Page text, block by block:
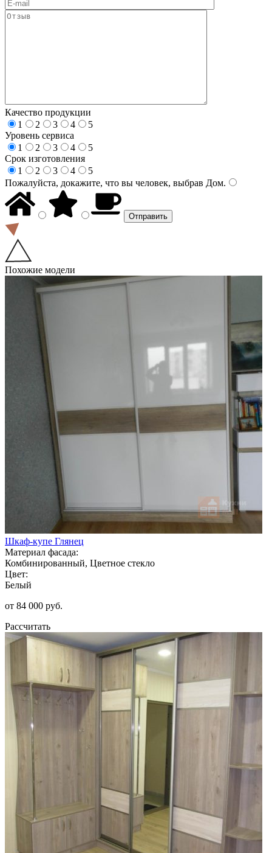
Качество продукции
1
2 3 4
5
Уровень сервиса
1
2 3 4
5
Срок изготовления
1
2 3 4
5
Пожалуйста, докажите, что вы человек, выбрав Дом.
Похожие модели
Шкаф-купе Глянец
Материал фасада:
Комбинированный, Цветное стекло
Цвет:
Белый
от 84 000 руб.
Рассчитать